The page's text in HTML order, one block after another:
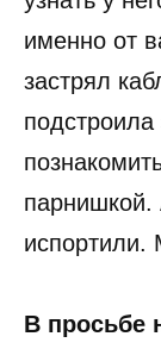
именно от
застрял
парнишкой.
испортили.
В просьбе